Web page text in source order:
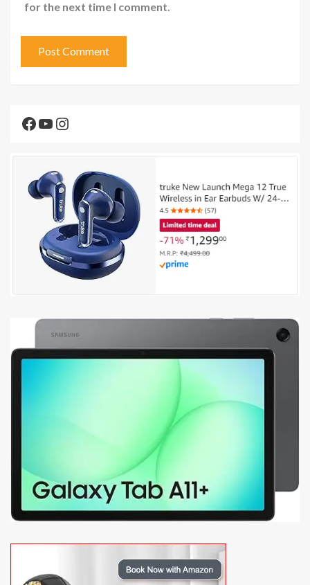
for the next time I comment.
Facebook
YouTube
Instagram